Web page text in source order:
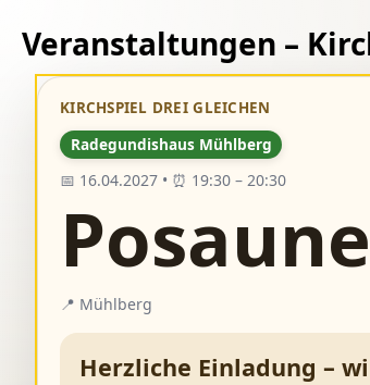
Veranstaltungen –
KIRCHSPIEL DREI GLEICHEN
Radegundishaus Mühlberg
📅 16.04.2027 • ⏰ 19:30 – 20:30
📍 Mühlberg
Herzliche Einladung –